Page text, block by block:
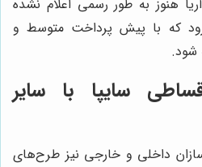
هنوز به طور رسمی اعلام نشده
که با پیش پرداخت متوسط و
شود.
سایپا با سایر
داخلی و خارجی نیز طرح‌های